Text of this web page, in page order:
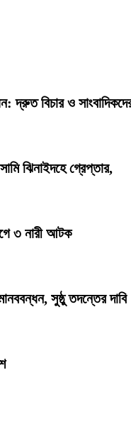
বিচার ও সাংবাদিকদের
ঝিনাইদহে গ্রেপ্তার,
৩ নারী আটক
সুষ্ঠু তদন্তের দাবি